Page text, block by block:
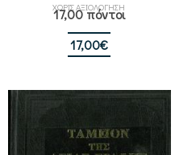
ΧΩΡΙΣ ΑΞΙΟΛΟΓΗΣΗ
17,00 πόντοι
17,00€